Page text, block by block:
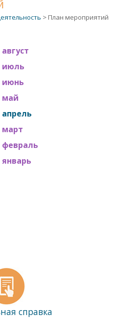
> План мероприятий
июль
июнь
май
март
справка